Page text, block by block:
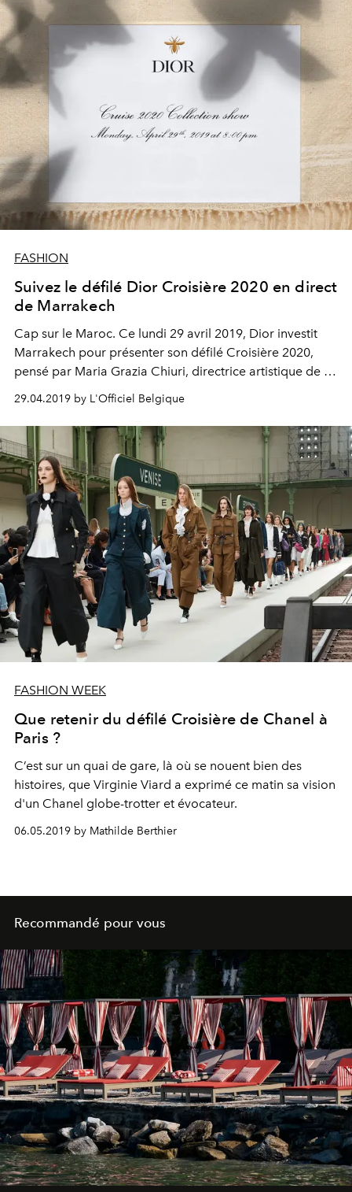
FASHION
Suivez le défilé Dior Croisière 2020 en direct
de Marrakech
Cap sur le Maroc. Ce lundi 29 avril 2019, Dior investit
Marrakech pour présenter son défilé Croisière 2020,
pensé par Maria Grazia Chiuri, directrice artistique de la
maison. Suivez-le ici en direct à partir de 21h !
29.04.2019 by L'Officiel Belgique
FASHION WEEK
Que retenir du défilé Croisière de Chanel à
Paris ?
C’est sur un quai de gare, là où se nouent bien des
histoires, que Virginie Viard a exprimé ce matin sa vision
d'un Chanel globe-trotter et évocateur.
06.05.2019 by Mathilde Berthier
Recommandé pour vous